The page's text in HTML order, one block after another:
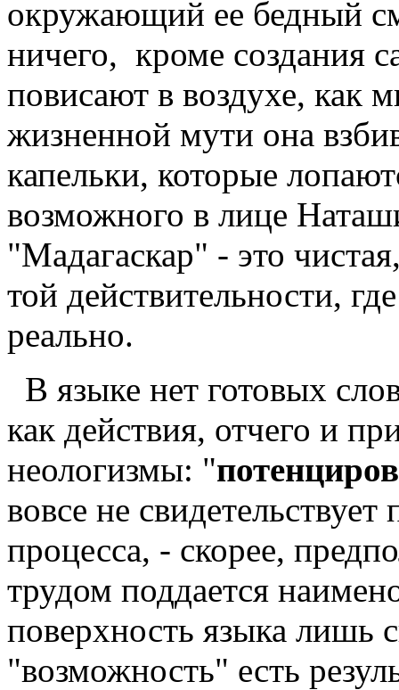
окружающий ее бедный
ничего, кроме создания
повисают в воздухе, как
жизненной мути она
капельки, которые
возможного в лице
"Мадагаскар" - это
той действительности,
реально.
В языке нет готовых
как действия, отчего и
неологизмы: "
вовсе не
процесса, - скорее,
трудом поддается
поверхность языка лишь
"возможность" есть